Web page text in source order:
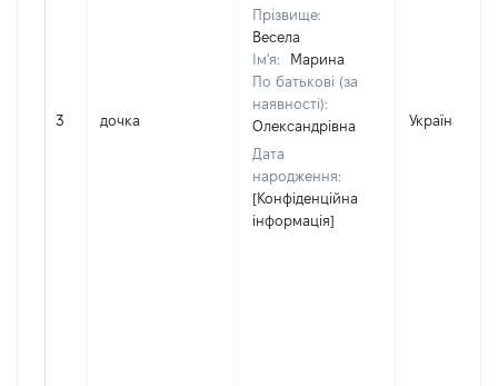
3 дочка
Прізвище:
Весела
Ім'я:
Марина
По батькові (за
наявності):
Олександрівна
Дата
народження:
[Конфіденційна
інформація]
Україна